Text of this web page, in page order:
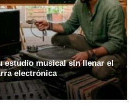
estudio musical sin llenar el
electrónica